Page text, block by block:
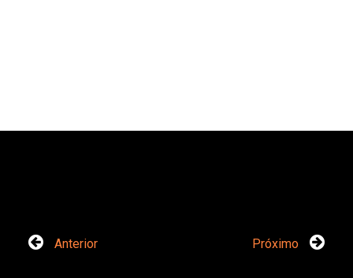
Anterior Próximo